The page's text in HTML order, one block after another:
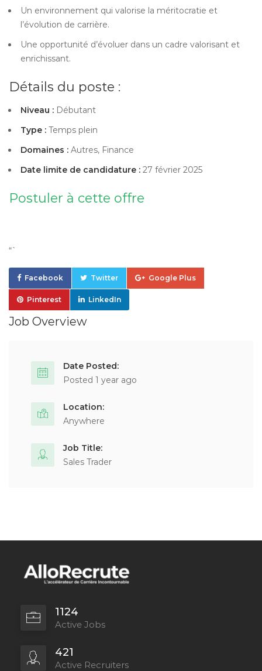
Un environnement qui valorise la méritocratie et
l’évolution de carrière.
Une opportunité d’évoluer dans un cadre valorisant et
enrichissant.
Détails du poste :
Niveau : Débutant
Type : Temps plein
Domaines : Autres, Finance
Date limite de candidature : 27 février 2025
Postuler à cette offre
“`
Facebook Twitter Google Plus
Pinterest LinkedIn
Job Overview
Date Posted:
Posted 1 year ago
Location:
Anywhere
Job Title:
Sales Trader
1124
Active Jobs
421
Active Recruiters